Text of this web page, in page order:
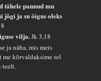
tähele pannud mu
jõgi ja su õigus oleks
vilja.Jk 3,18
ja näha, mis meis
kõrvaldaksime sel
teelt.